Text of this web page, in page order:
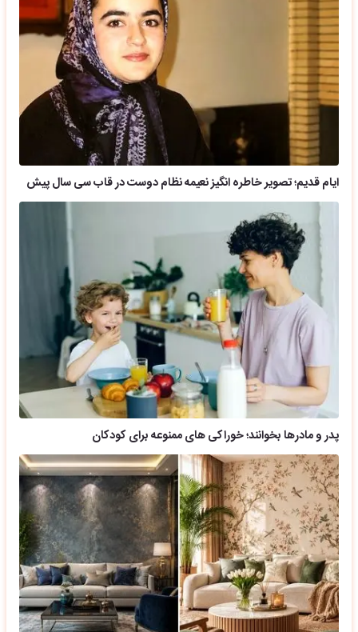
ایام قدیم؛ تصویر خاطره انگیز نعیمه نظام دوست در قاب سی سال پیش
پدر و مادرها بخوانند؛ خوراکی های ممنوعه برای کودکان